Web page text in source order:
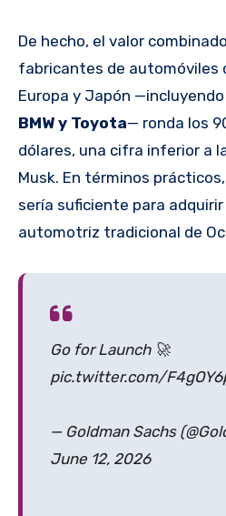
De hecho, el valor
fabricantes de automóviles
Europa y Japón —incluyendo
BMW y Toyota— ronda los
dólares, una cifra inferior a
Musk. En términos
sería suficiente para
automotriz tradicional de
Go for Launch 🚀
pic.twitter.com/
— Goldman Sachs
June 12, 2026